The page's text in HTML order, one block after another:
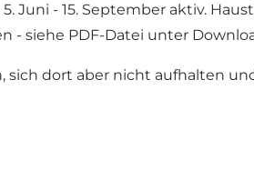
Juni - 15. September aktiv.
- siehe PDF-Datei unter
dort aber nicht aufhalten